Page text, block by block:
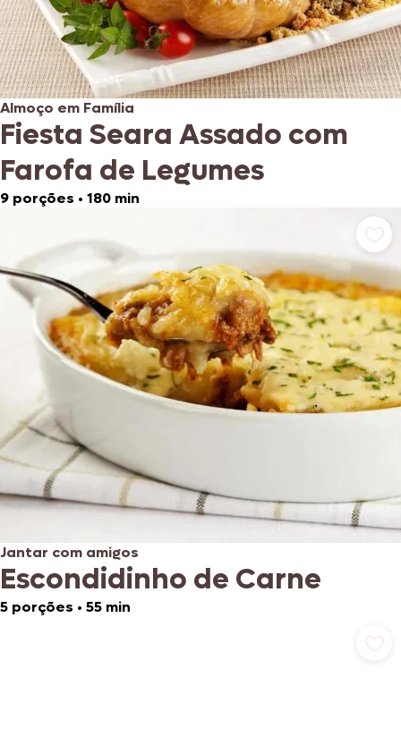
Almoço em Família
Fiesta Seara Assado com
Farofa de Legumes
9 porções • 180 min
Jantar com amigos
Escondidinho de Carne
5 porções • 55 min